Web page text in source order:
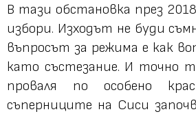
В тази обстановка през
избори. Изходът не буди
въпросът за режима е как
като състезание. И точно
проваля по особено
съперниците на Сиси